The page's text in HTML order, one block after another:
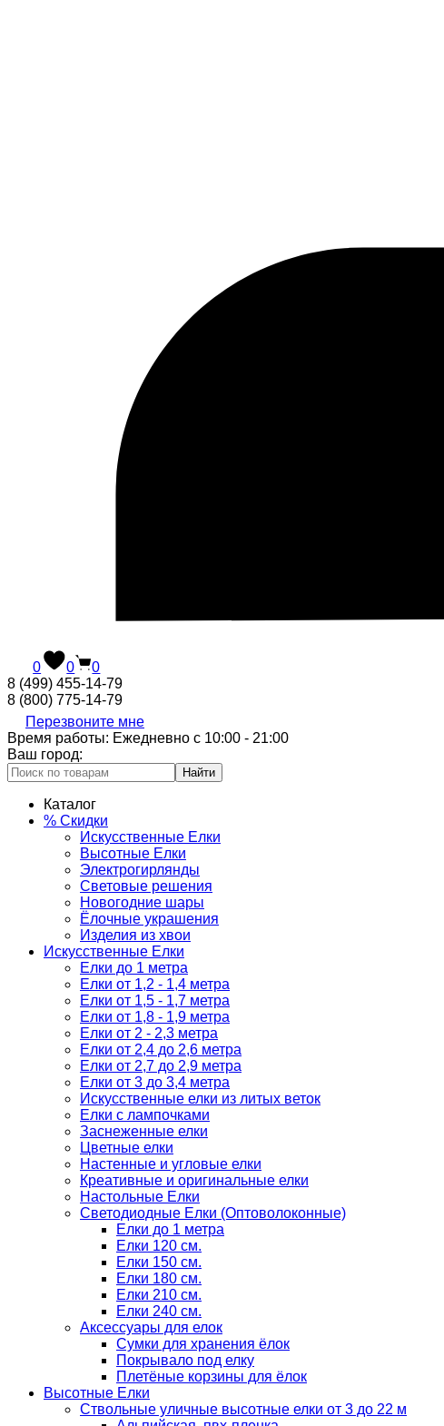
0 0
0
8 (499) 455-14-79
8 (800) 775-14-79
Перезвоните мне
Время работы: Ежедневно с 10:00 - 21:00
Ваш город:
Найти
Каталог
% Скидки
Искусственные Елки
Высотные Елки
Электрогирлянды
Световые решения
Новогодние шары
Ёлочные украшения
Изделия из хвои
Искусственные Елки
Елки до 1 метра
Елки от 1,2 - 1,4 метра
Елки от 1,5 - 1,7 метра
Елки от 1,8 - 1,9 метра
Елки от 2 - 2,3 метра
Елки от 2,4 до 2,6 метра
Елки от 2,7 до 2,9 метра
Елки от 3 до 3,4 метра
Искусственные елки из литых веток
Елки с лампочками
Заснеженные елки
Цветные елки
Настенные и угловые елки
Креативные и оригинальные елки
Настольные Елки
Светодиодные Елки (Оптоволоконные)
Елки до 1 метра
Елки 120 см.
Елки 150 см.
Елки 180 см.
Елки 210 см.
Елки 240 см.
Аксессуары для елок
Сумки для хранения ёлок
Покрывало под елку
Плетёные корзины для ёлок
Высотные Елки
Ствольные уличные высотные елки от 3 до 22 м